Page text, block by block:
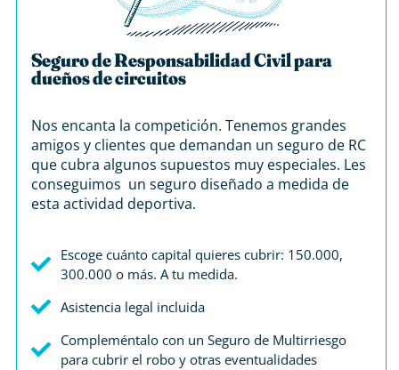
Seguro de Responsabilidad Civil para
dueños de circuitos
Nos encanta la competición. Tenemos grandes
amigos y clientes que demandan un seguro de RC
que cubra algunos supuestos muy especiales. Les
conseguimos un seguro diseñado a medida de
esta actividad deportiva.
Escoge cuánto capital quieres cubrir: 150.000,
300.000 o más. A tu medida.
Asistencia legal incluida
Compleméntalo con un Seguro de Multirriesgo
para cubrir el robo y otras eventualidades